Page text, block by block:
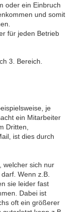
oder ein Einbruch
und somit
für jeden Betrieb
3. Bereich.
je
ein Mitarbeiter
Dritten,
ist dies durch
welcher sich nur
Wenn z.B.
sie leider fast
Dabei ist
oft ein größerer